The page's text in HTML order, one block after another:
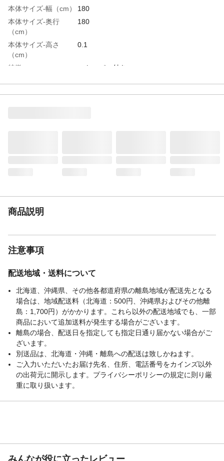
本体サイズ-幅（cm）
180
本体サイズ-奥行
（cm）
180
本体サイズ-高さ
（cm）
0.1
特徴
ストッパー付き
商品説明
注意事項
配送地域・送料について
北海道、沖縄県、その他各都道府県の離島地域が配送先となる
場合は、地域配送料（北海道：500円、沖縄県およびその他離
島：1,700円）がかかります。これら以外の配送地域でも、一部
商品において追加送料が発生する場合がございます。
離島の場合、配送日を指定しても指定日通り届かない場合がご
ざいます。
別送品は、北海道・沖縄・離島への配送は致しかねます。
ご入力いただいたお届け先名、住所、電話番号をカインズ以外
の出荷元に開示します。プライバシーポリシーの規定に則り厳
重に取り扱います。
みんなが役に立ったレビュー